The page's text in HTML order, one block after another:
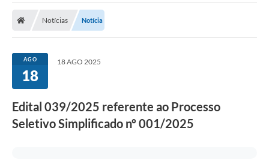
Notícias Notícia
AGO
18
18 AGO 2025
Edital 039/2025 referente ao Processo
Seletivo Simplificado nº 001/2025